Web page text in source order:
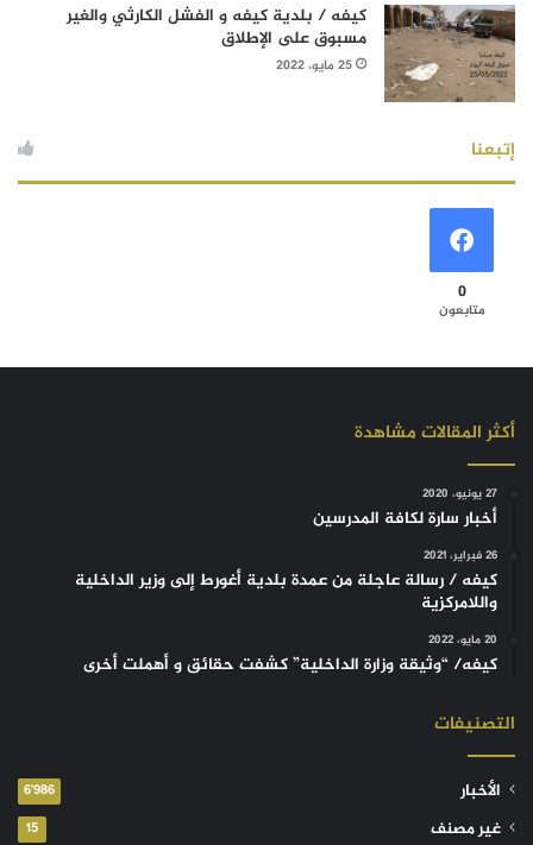
كيفه / بلدية كيفه و الفشل الكارثي والغير
مسبوق على الإطلاق
25 مايو، 2022
إتبعنا
0
متابعون
أكثر المقالات مشاهدة
27 يونيو، 2020
أخبار سارة لكافة المدرسين
26 فبراير، 2021
كيفه / رسالة عاجلة من عمدة بلدية أغورط إلى وزير الداخلية
واللامركزية
20 مايو، 2022
كيفه/ “وثيقة وزارة الداخلية” كشفت حقائق و أهملت أخرى
التصنيفات
الأخبار 6٬986
غير مصنف 15